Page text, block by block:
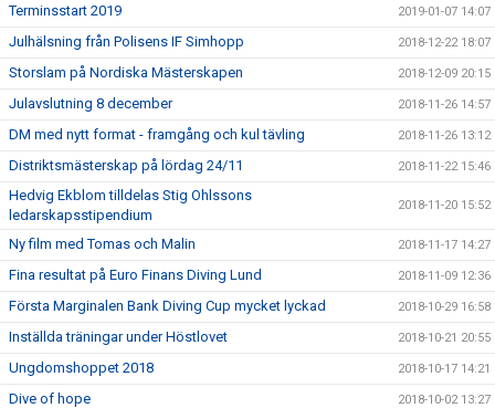
Terminsstart 2019 2019-01-07 14:07
Julhälsning från Polisens IF Simhopp 2018-12-22 18:07
Storslam på Nordiska Mästerskapen 2018-12-09 20:15
Julavslutning 8 december 2018-11-26 14:57
DM med nytt format - framgång och kul tävling 2018-11-26 13:12
Distriktsmästerskap på lördag 24/11 2018-11-22 15:46
Hedvig Ekblom tilldelas Stig Ohlssons
ledarskapsstipendium
2018-11-20 15:52
Ny film med Tomas och Malin 2018-11-17 14:27
Fina resultat på Euro Finans Diving Lund 2018-11-09 12:36
Första Marginalen Bank Diving Cup mycket lyckad 2018-10-29 16:58
Inställda träningar under Höstlovet 2018-10-21 20:55
Ungdomshoppet 2018 2018-10-17 14:21
Dive of hope 2018-10-02 13:27